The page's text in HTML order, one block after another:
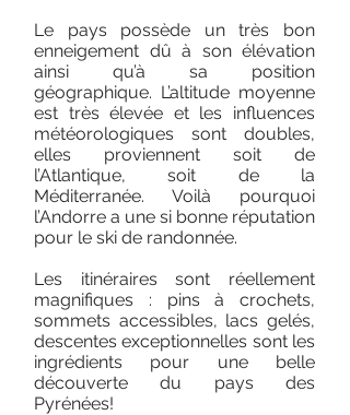
Le pays possède un très bon
enneigement dû à son élévation
ainsi qu’à sa position
géographique. L’altitude moyenne
est très élevée et les influences
météorologiques sont doubles,
elles proviennent soit de
l’Atlantique, soit de la
Méditerranée. Voilà pourquoi
l’Andorre a une si bonne réputation
pour le ski de randonnée.
Les itinéraires sont réellement
magnifiques : pins à crochets,
sommets accessibles, lacs gelés,
descentes exceptionnelles sont les
ingrédients pour une belle
découverte du pays des
Pyrénées!